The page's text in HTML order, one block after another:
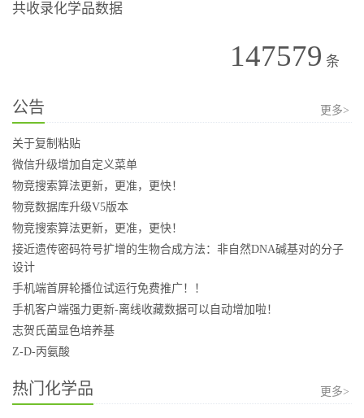
共收录化学品数据
147579 条
公告 更多>
关于复制粘贴
微信升级增加自定义菜单
物竞搜索算法更新，更准，更快！
物竞数据库升级V5版本
物竞搜索算法更新，更准，更快！
接近遗传密码符号扩增的生物合成方法：非自然DNA碱基对的分子
设计
手机端首屏轮播位试运行免费推广！！
手机客户端强力更新-离线收藏数据可以自动增加啦！
志贺氏菌显色培养基
Z-D-丙氨酸
热门化学品 更多>